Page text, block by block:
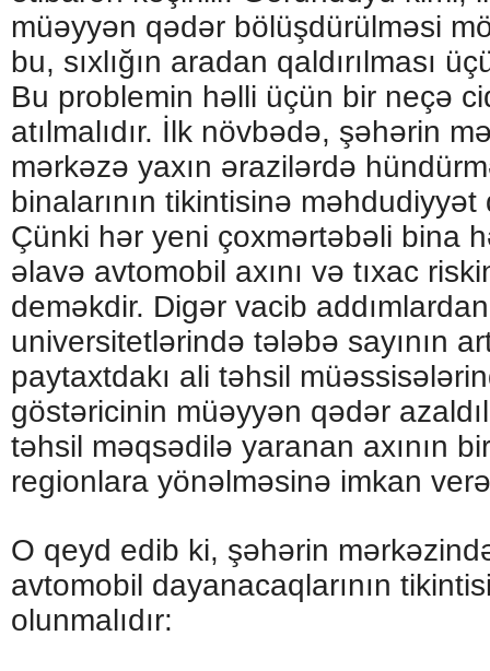
müəyyən qədər bölüşdürülməsi
bu, sıxlığın aradan qaldırılması
Bu problemin həlli üçün bir neçə
atılmalıdır. İlk növbədə, şəhərin
mərkəzə yaxın ərazilərdə
binalarının tikintisinə məhdudiyyət
Çünki hər yeni çoxmərtəbəli bina
əlavə avtomobil axını və tıxac
deməkdir. Digər vacib
universitetlərində tələbə sayının
paytaxtdakı ali təhsil
göstəricinin müəyyən qədər
təhsil məqsədilə yaranan axının
regionlara yönəlməsinə imkan
O qeyd edib ki, şəhərin
avtomobil dayanacaqlarının
olunmalıdır: